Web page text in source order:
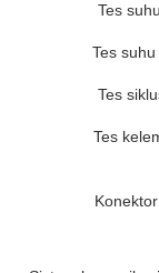
Tes
Tes
Tes
Tes